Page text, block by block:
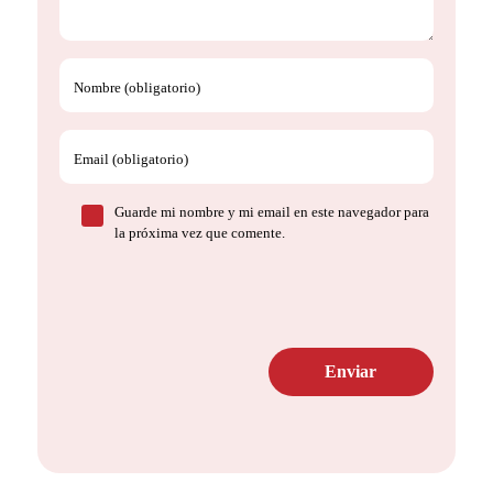
Nombre (obligatorio)
Email (obligatorio)
Guarde mi nombre y mi email en este navegador para
la próxima vez que comente.